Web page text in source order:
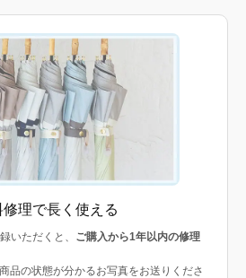
理で長く使える
いただくと、 ご購入から1年以内の修理
品の状態が分かるお写真をお送りくださ